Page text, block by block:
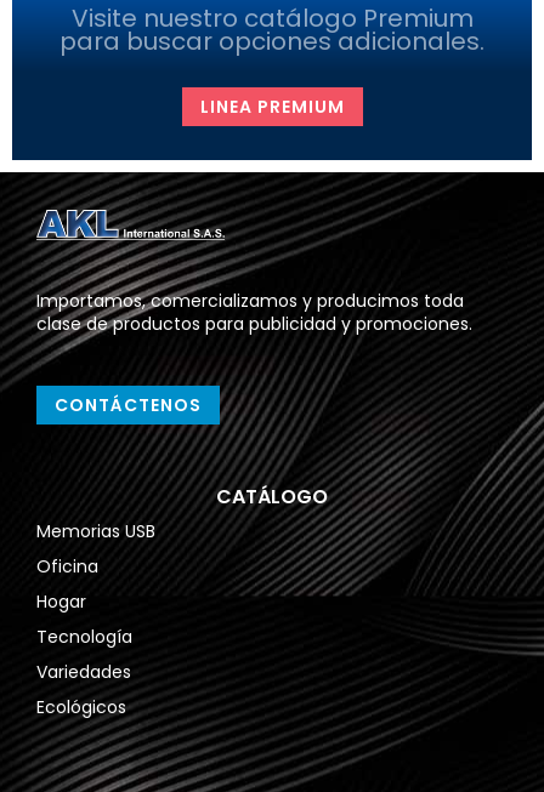
Visite nuestro catálogo Premium
para buscar opciones adicionales.
LINEA PREMIUM
Importamos, comercializamos y producimos toda
clase de productos para publicidad y promociones.
CONTÁCTENOS
CATÁLOGO
Memorias USB
Oficina
Hogar
Tecnología
Variedades
Ecológicos